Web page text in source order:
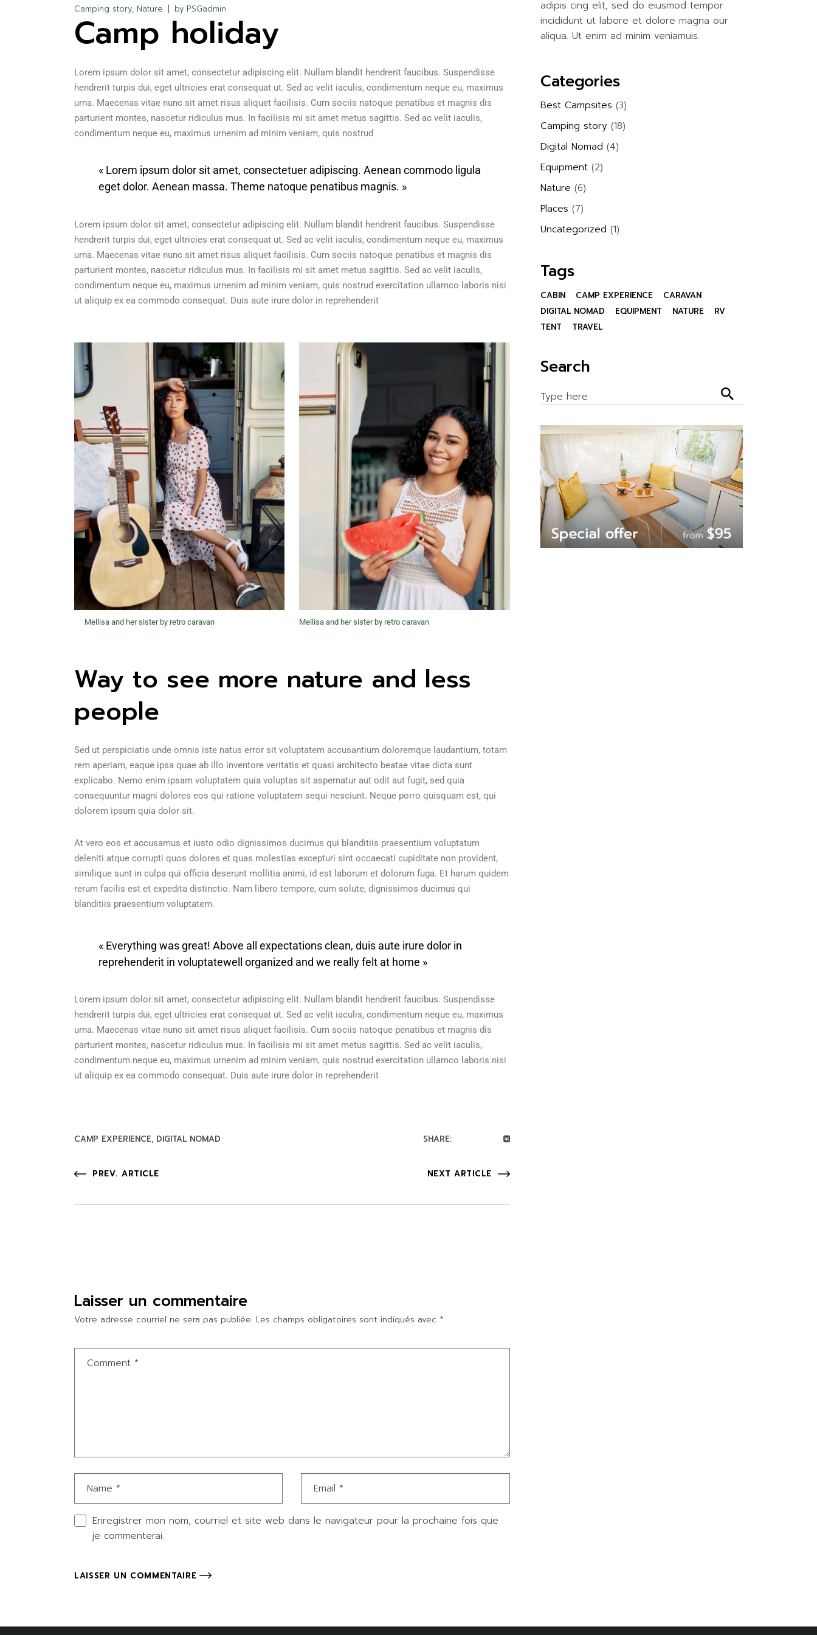
Camping story Nature by PSGadmin
Camp holiday
Lorem ipsum dolor sit amet, consectetur adipiscing elit. Nullam blandit hendrerit faucibus. Suspendisse
hendrerit turpis dui, eget ultricies erat consequat ut. Sed ac velit iaculis, condimentum neque eu, maximus
urna. Maecenas vitae nunc sit amet risus aliquet facilisis. Cum sociis natoque penatibus et magnis dis
parturient montes, nascetur ridiculus mus. In facilisis mi sit amet metus sagittis. Sed ac velit iaculis,
condimentum neque eu, maximus urnenim ad minim veniam, quis nostrud
« Lorem ipsum dolor sit amet, consectetuer adipiscing. Aenean commodo ligula
eget dolor. Aenean massa. Theme natoque penatibus magnis. »
Lorem ipsum dolor sit amet, consectetur adipiscing elit. Nullam blandit hendrerit faucibus. Suspendisse
hendrerit turpis dui, eget ultricies erat consequat ut. Sed ac velit iaculis, condimentum neque eu, maximus
urna. Maecenas vitae nunc sit amet risus aliquet facilisis. Cum sociis natoque penatibus et magnis dis
parturient montes, nascetur ridiculus mus. In facilisis mi sit amet metus sagittis. Sed ac velit iaculis,
condimentum neque eu, maximus urnenim ad minim veniam, quis nostrud exercitation ullamco laboris nisi
ut aliquip ex ea commodo consequat. Duis aute irure dolor in reprehenderit
Mellisa and her sister by retro caravan Mellisa and her sister by retro caravan
Way to see more nature and less
people
Sed ut perspiciatis unde omnis iste natus error sit voluptatem accusantium doloremque laudantium, totam
rem aperiam, eaque ipsa quae ab illo inventore veritatis et quasi architecto beatae vitae dicta sunt
explicabo. Nemo enim ipsam voluptatem quia voluptas sit aspernatur aut odit aut fugit, sed quia
consequuntur magni dolores eos qui ratione voluptatem sequi nesciunt. Neque porro quisquam est, qui
dolorem ipsum quia dolor sit.
At vero eos et accusamus et iusto odio dignissimos ducimus qui blanditiis praesentium voluptatum
deleniti atque corrupti quos dolores et quas molestias excepturi sint occaecati cupiditate non provident,
similique sunt in culpa qui officia deserunt mollitia animi, id est laborum et dolorum fuga. Et harum quidem
rerum facilis est et expedita distinctio. Nam libero tempore, cum solute, dignissimos ducimus qui
blanditiis praesentium voluptatem.
« Everything was great! Above all expectations clean, duis aute irure dolor in
reprehenderit in voluptatewell organized and we really felt at home »
Lorem ipsum dolor sit amet, consectetur adipiscing elit. Nullam blandit hendrerit faucibus. Suspendisse
hendrerit turpis dui, eget ultricies erat consequat ut. Sed ac velit iaculis, condimentum neque eu, maximus
urna. Maecenas vitae nunc sit amet risus aliquet facilisis. Cum sociis natoque penatibus et magnis dis
parturient montes, nascetur ridiculus mus. In facilisis mi sit amet metus sagittis. Sed ac velit iaculis,
condimentum neque eu, maximus urnenim ad minim veniam, quis nostrud exercitation ullamco laboris nisi
ut aliquip ex ea commodo consequat. Duis aute irure dolor in reprehenderit
CAMP EXPERIENCE DIGITAL NOMAD SHARE:
PREV. ARTICLE NEXT ARTICLE
Laisser un commentaire
Votre adresse courriel ne sera pas publiée. Les champs obligatoires sont indiqués avec *
Enregistrer mon nom, courriel et site web dans le navigateur pour la prochaine fois que
je commenterai.
LAISSER UN COMMENTAIRE
adipis cing elit, sed do eiusmod tempor
incididunt ut labore et dolore magna our
aliqua. Ut enim ad minim veniamuis.
Categories
Best Campsites (3)
Camping story (18)
Digital Nomad (4)
Equipment(2)
Nature (6)
Places (7)
Uncategorized (1)
Tags
CABIN CAMP EXPERIENCE
CARAVAN
DIGITAL NOMAD
EQUIPMENT NATURE
RV
TENT
TRAVEL
Search